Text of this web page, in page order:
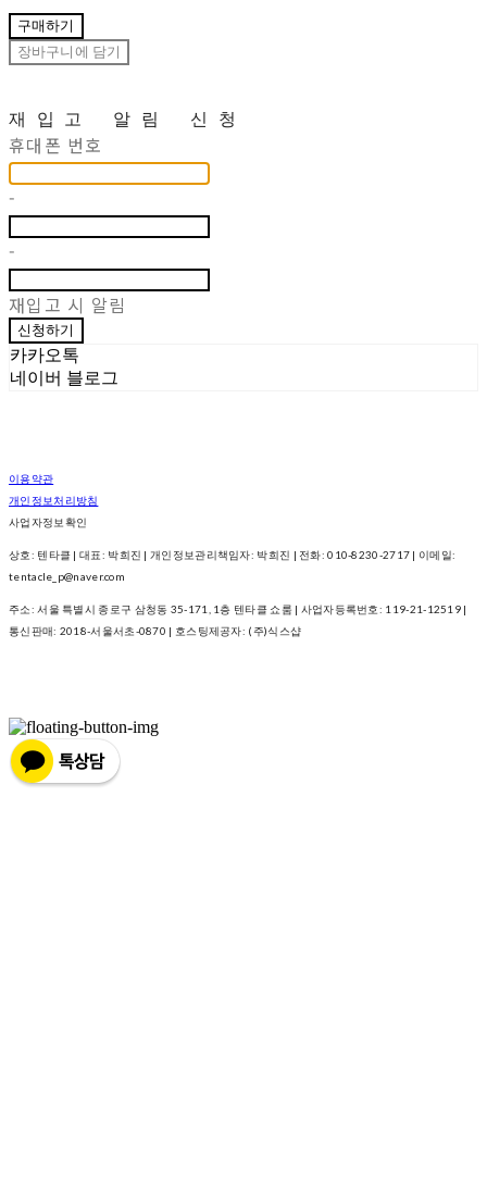
구매하기
장바구니에 담기
재입고 알림 신청
휴대폰 번호
-
-
재입고 시 알림
신청하기
카카오톡
네이버 블로그
이용약관
개인정보처리방침
사업자정보확인
상호: 텐타클 | 대표: 박희진 | 개인정보관리책임자: 박희진 | 전화: 010-8230-2717 | 이메일:
tentacle_p@naver.com
주소: 서울 특별시 종로구 삼청동 35-171, 1층 텐타클 쇼룸 | 사업자등록번호: 119-21-12519 |
통신판매: 2018-서울서초-0870 | 호스팅제공자: (주)식스샵